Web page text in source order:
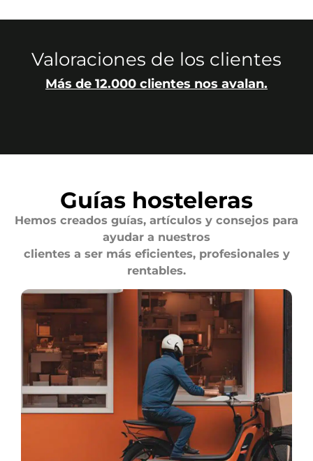
Valoraciones de los clientes
Más de 12.000 clientes nos avalan.
Guías hosteleras
Hemos creados guías, artículos y consejos para
ayudar a nuestros
clientes a ser más eficientes, profesionales y
rentables.